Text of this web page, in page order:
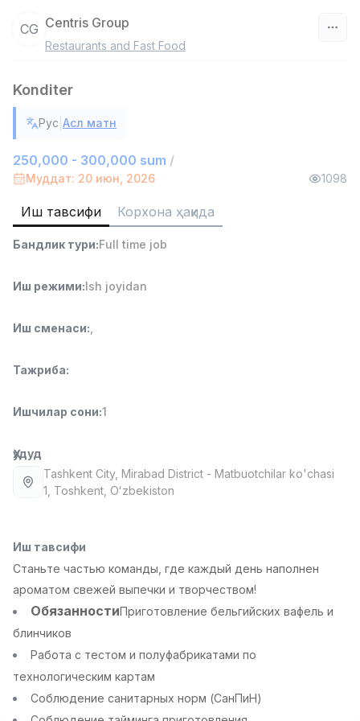
6,000,000 - 15,000,000 sum
ASIAN
Full time job
Ish joyidan
Омбор ёрдамчиси
4,280,000 sum/
Ish joyidan
Етказиб бериш
Full time job
Фаст фуд Ошпази
LES AILES
Full time job
Ish joyidan
NAVBAHOR APTEKA
Сотув Оператори (Фақат қизлар!)
NAFF
Full time job
Ish joyidan
TOP
Сотув бўйича агент
Келишилади
CG Centris Group
Restaurants and Fast Food
Konditer
Рус Асл матн
250,000 - 300,000 sum /
Муддат: 20 июн, 2026 1098
Иш тавсифи Корхона ҳақида
Бандлик тури:Full time job
Иш режими:Ish joyidan
Иш сменаси:
Тажриба:
Ишчилар сони:1
Ҳудуд
Tashkent City, Mirabad District - Matbuotchilar ko'chasi
1, Тоshkent, Oʻzbekiston
Иш тавсифи
Станьте частью команды, где каждый день наполнен
ароматом свежей выпечки и творчеством!
ОбязанностиПриготовление бельгийских вафель и
блинчиков
Работа с тестом и полуфабрикатами по
технологическим картам
Соблюдение санитарных норм (СанПиН)
Вакансиялар Соҳалар Корхоналар